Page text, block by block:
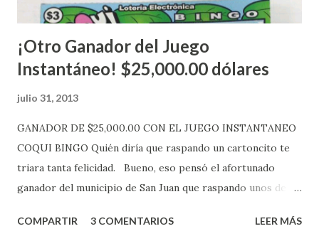
Mientras, que l...
¡Otro Ganador del Juego
Instantáneo! $25,000.00 dólares
julio 31, 2013
GANADOR DE $25,000.00 CON EL JUEGO INSTANTANEO
COQUI BINGO Quién diría que raspando un cartoncito te
triara tanta felicidad. Bueno, eso pensó el afortunado
ganador del municipio de San Juan que raspando unos de
obtuvo un premio de $25,000,00 dólares. Este es el anuncio
COMPARTIR 3 COMENTARIOS LEER MÁS